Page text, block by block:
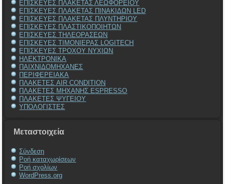
ΕΠΙΣΚΕΥΕΣ ΠΛΑΚΕΤΑΣ ΛΕΩΦΟΡΕΙΟΥ
ΕΠΙΣΚΕΥΕΣ ΠΛΑΚΕΤΑΣ ΠΙΝΑΚΙΔΩΝ LED
ΕΠΙΣΚΕΥΕΣ ΠΛΑΚΕΤΑΣ ΠΛΥΝΤΗΡΙΟΥ
ΕΠΙΣΚΕΥΕΣ ΠΛΑΣΤΙΚΟΠΟΙΗΤΩΝ
ΕΠΙΣΚΕΥΕΣ ΤΗΛΕΟΡΑΣΕΩΝ
ΕΠΙΣΚΕΥΕΣ ΤΙΜΟΝΙΕΡΑΣ LOGITECH
ΕΠΙΣΚΕΥΕΣ ΤΡΟΧΟΥ ΝΥΧΙΩΝ
ΗΛΕΚΤΡΟΝΙΚΑ
ΠΑΙΧΝΙΔΟΜΗΧΑΝΕΣ
ΠΕΡΙΦΕΡΕΙΑΚΑ
ΠΛΑΚΕΤΕΣ AIR CONDITION
ΠΛΑΚΕΤΕΣ ΜΗΧΑΝΗΣ ESPRESSO
ΠΛΑΚΕΤΕΣ ΨΥΓΕΙΟΥ
ΥΠΟΛΟΓΙΣΤΕΣ
Μεταστοιχεία
Σύνδεση
Ροή καταχωρίσεων
Ροή σχολίων
WordPress.org